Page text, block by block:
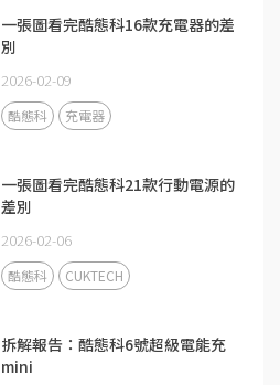
一張圖看完酷態科16款充電器的差
別
2026-02-09
酷態科 充電器
一張圖看完酷態科21款行動電源的
差別
2026-02-06
酷態科 CUKTECH
拆解報告：酷態科6號超級電能充
mini